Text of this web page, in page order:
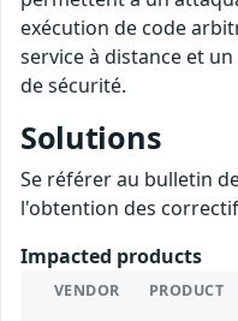
exécution de code
service à distance et
de sécurité.
Solutions
Se référer au bulletin
l'obtention des
Impacted products
VENDOR PRODUCT